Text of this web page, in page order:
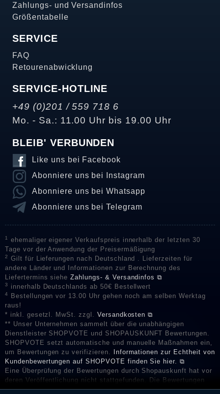
Zahlungs- und Versandinfos
Größentabelle
SERVICE
FAQ
Retourenabwicklung
SERVICE-HOTLINE
+49 (0)201 / 559 718 6
Mo. - Sa.: 11.00 Uhr bis 19.00 Uhr
BLEIB' VERBUNDEN
Like uns bei Facebook
Abonniere uns bei Instagram
Abonniere uns bei Whatsapp
Abonniere uns bei Telegram
1
ehemaliger eigener Verkaufspreis innerhalb der letzten 30
Tage vor der Anwendung der Preisermäßigung
2
Gilt für Lieferungen nach Deutschland . Lieferzeiten für
andere Länder und Informationen zur Berechnung des
Liefertermins sieheZahlungs- & Versandinfos ⧉
3 innerhalb Deutschlands ab 50€ Bestellwert
4
Bestellungen vor 13.00 Uhr gehen noch am selben Werktag
raus!
* inkl. gesetzl. MwSt. zzgl. Versandkosten ⧉
** Unser Unternehmen sammelt über die unabhängigen
Dienstleister SHOPVOTE und SHOPAUSKUNFT Bewertungen.
SHOPVOTE setzt automatische und manuelle Maßnahmen ein,
um Bewertungen zu verifizieren.
Informationen zur Echtheit von
Kundenbewertungen auf SHOPVOTE finden Sie hier. ⧉
Eine Überprüfung der Bewertungen durch Shopauskunft hat vor
deren Veröffentlichung nicht stattgefunden. Die Bewertungen
könnten von Verbrauchern stammen, die die Ware oder